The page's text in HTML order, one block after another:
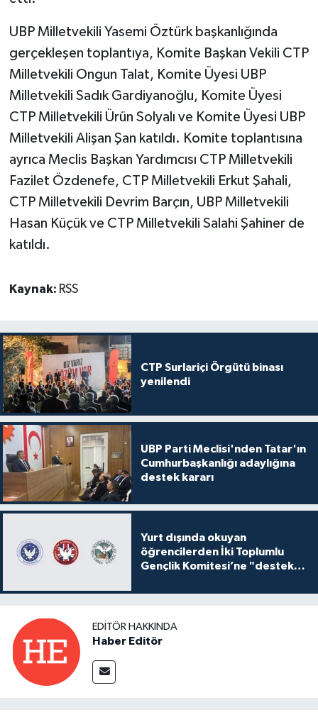
UBP Milletvekili Yasemi Öztürk başkanlığında
gerçekleşen toplantıya, Komite Başkan Vekili CTP
Milletvekili Ongun Talat, Komite Üyesi UBP
Milletvekili Sadık Gardiyanoğlu, Komite Üyesi
CTP Milletvekili Ürün Solyalı ve Komite Üyesi UBP
Milletvekili Alişan Şan katıldı. Komite toplantısına
ayrıca Meclis Başkan Yardımcısı CTP Milletvekili
Fazilet Özdenefe, CTP Milletvekili Erkut Şahali,
CTP Milletvekili Devrim Barçın, UBP Milletvekili
Hasan Küçük ve CTP Milletvekili Salahi Şahiner de
katıldı.
Kaynak: RSS
CTP Surlariçi Örgütü binası
yenilendi
UBP Parti Meclisi'nden Tatar'ın
Cumhurbaşkanlığı adaylığına
destek kararı
Yurt dışında okuyan
öğrencilerden İki Toplumlu
Gençlik Komitesi’ne "destek
EDITÖR HAKKINDA
Haber Editör